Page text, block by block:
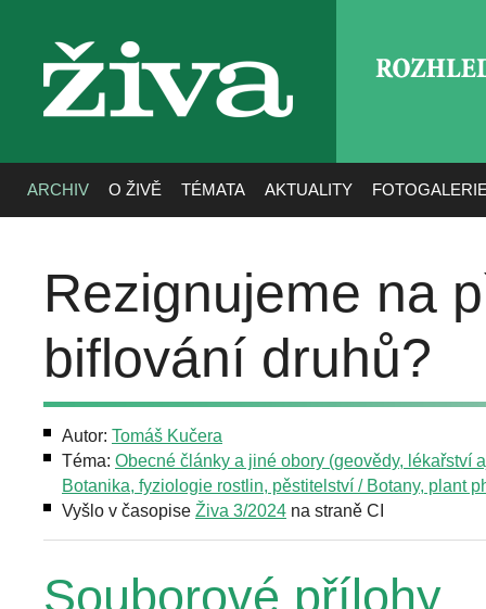
živa
ARCHIV O ŽIVĚ TÉMATA AKTUALITY
Rezignujeme na
biflování druhů?
Autor: Tomáš Kučera
Téma: Obecné články a jiné obory (geovědy, lékařství
Botanika, fyziologie rostlin, pěstitelství / Botany, plant
Vyšlo v časopise Živa 3/2024 na straně CI
Souborové přílohy